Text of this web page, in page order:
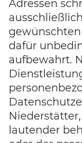
Adressen
dafür
aufbewahrt.
lautender